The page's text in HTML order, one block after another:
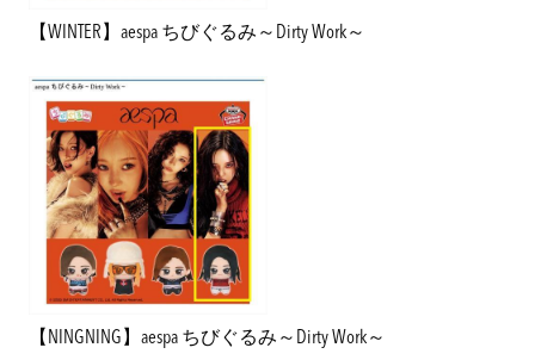
【WINTER】aespa ちびぐるみ～Dirty Work～
【NINGNING】aespa ちびぐるみ～Dirty Work～